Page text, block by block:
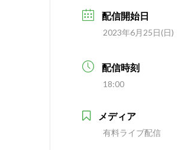
配信開始日
2023年6月25日(日)
配信時刻
18:00
メディア
有料ライブ配信